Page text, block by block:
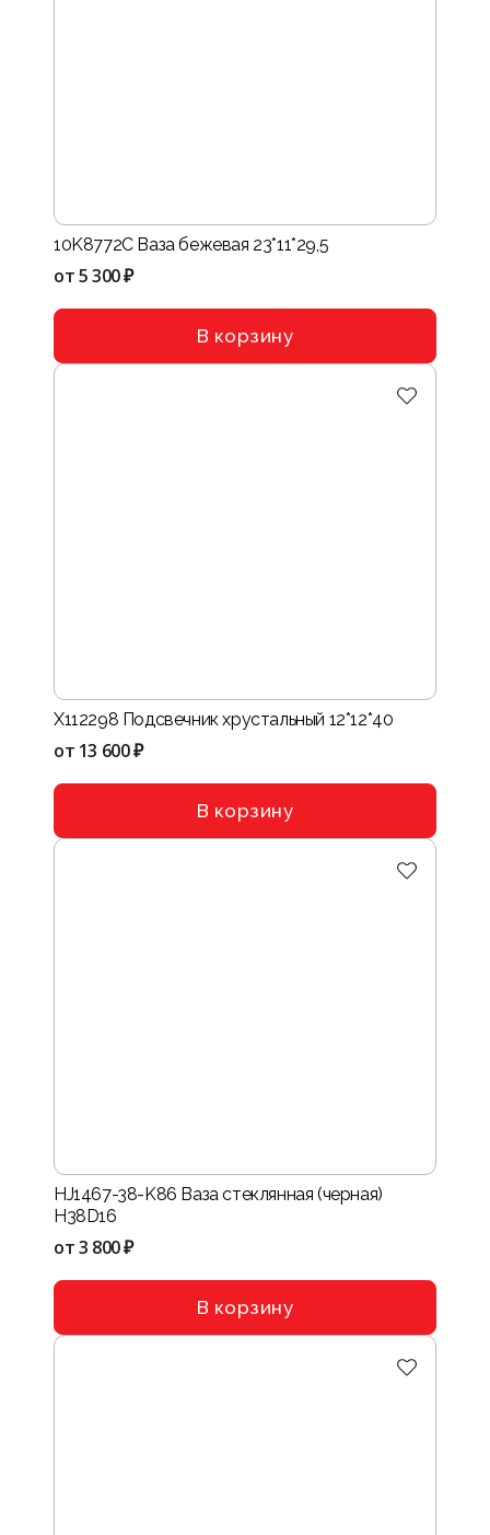
10K8772C Ваза бежевая 23*11*29,5
от5 300 ₽
В корзину
Х112298 Подсвечник хрустальный 12*12*40
от 13 600 ₽
В корзину
HJ1467-38-K86 Ваза стеклянная (черная)
H38D16
от3 800 ₽
В корзину